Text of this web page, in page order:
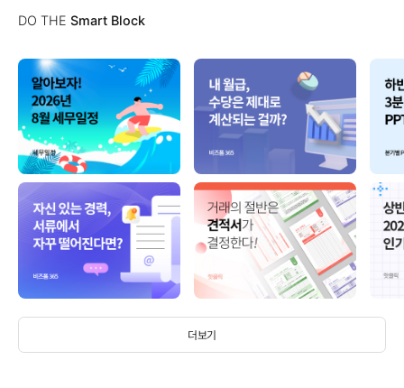
DO THE Smart Block
더보기